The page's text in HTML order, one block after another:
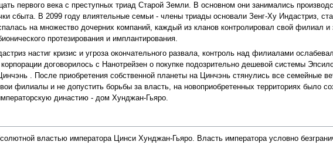
первого века с преступных триад Старой Земли. В основном они занимались
сбыта. В 2099 году влиятельные семьи - члены триады основали Зенг-Ху Индастриз,
на множество дочерних компаний, каждый из кланов контролировал свой филиал
протезирования и имплантирования.
настиг кризис и угроза окончательного развала, контроль над филиалами
договорилось с Нанотрейзен о покупке подозрительно дешевой системы
. После приобретения собственной планеты на Цинчэнь стянулись все семейные
филиалы и не допустить борьбы за власть, на новоприобретенных территориях было
династию - дом Хунджан-Гьяро.
властью императора Цинси Хунджан-Гьяро. Власть императора условно